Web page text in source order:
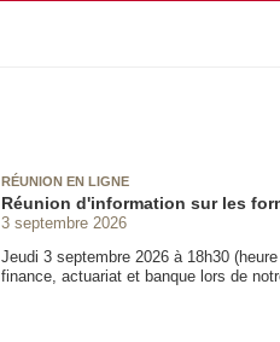
RÉUNION EN LIGNE
Réunion d'information sur les
3 septembre 2026
Jeudi 3 septembre 2026 à 18h30
finance, actuariat et banque lors de